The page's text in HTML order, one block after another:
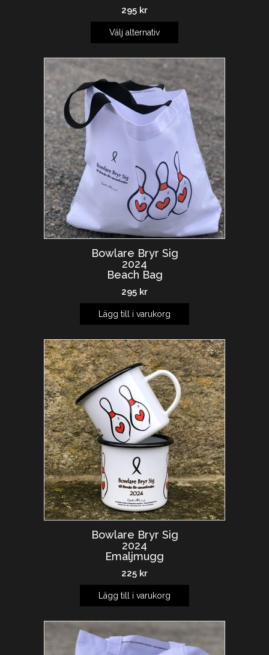
295 kr
Välj alternativ
Bowlare Bryr Sig
2024
Beach Bag
295 kr
Lägg till i varukorg
Bowlare Bryr Sig
2024
Emaljmugg
225 kr
Lägg till i varukorg